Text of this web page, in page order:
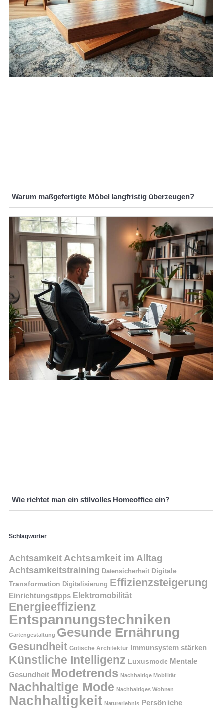
Warum maßgefertigte Möbel langfristig überzeugen?
Wie richtet man ein stilvolles Homeoffice ein?
Schlagwörter
Achtsamkeit Achtsamkeit im Alltag
Achtsamkeitstraining Datensicherheit Digitale
Transformation Digitalisierung Effizienzsteigerung
Einrichtungstipps Elektromobilität
Energieeffizienz
Entspannungstechniken
Gartengestaltung Gesunde Ernährung
Gesundheit Gotische Architektur Immunsystem stärken
Künstliche Intelligenz Luxusmode Mentale
Gesundheit Modetrends Nachhaltige Mobilität
Nachhaltige Mode Nachhaltiges Wohnen
Nachhaltigkeit Naturerlebnis Persönliche